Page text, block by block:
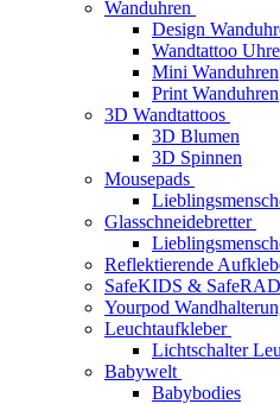
Wanduhren
Design
Wandtattoo
Mini Wanduhren
Print Wanduhren
3D Wandtattoos
3D Blumen
3D Spinnen
Mousepads
Glasschneidebretter
Reflektierende
SafeKIDS & SafeRAD
Yourpod
Leuchtaufkleber
Lichtschalter
Babywelt
Babybodies